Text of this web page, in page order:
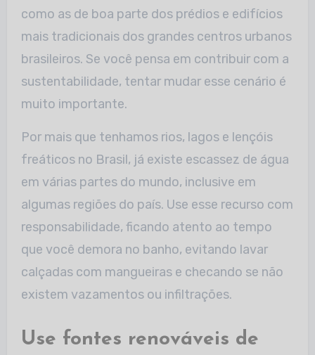
como as de boa parte dos prédios e edifícios
mais tradicionais dos grandes centros urbanos
brasileiros. Se você pensa em contribuir com a
sustentabilidade, tentar mudar esse cenário é
muito importante.
Por mais que tenhamos rios, lagos e lençóis
freáticos no Brasil, já existe escassez de água
em várias partes do mundo, inclusive em
algumas regiões do país. Use esse recurso com
responsabilidade, ficando atento ao tempo
que você demora no banho, evitando lavar
calçadas com mangueiras e checando se não
existem vazamentos ou infiltrações.
Use fontes renováveis de